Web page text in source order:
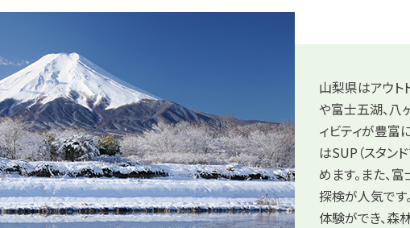
山梨県はアウト
や富士五湖、八
ィビティが豊富
はSUP（スタン
めます。また、
探検が人気です
体験ができ、森